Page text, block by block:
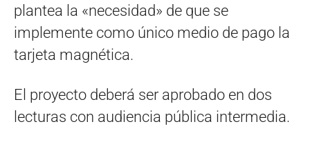
plantea la «necesidad» de que se
implemente como único medio de pago la
tarjeta magnética.
El proyecto deberá ser aprobado en dos
lecturas con audiencia pública intermedia.